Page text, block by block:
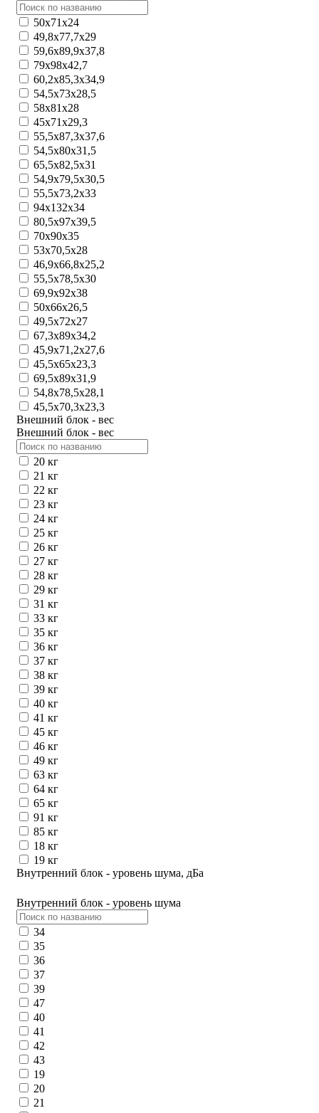
50х71х24
49,8x77,7x29
59,6х89,9х37,8
79х98х42,7
60,2x85,3x34,9
54,5x73x28,5
58x81x28
45x71x29,3
55,5x87,3x37,6
54,5x80x31,5
65,5х82,5x31
54,9x79,5x30,5
55,5x73,2x33
94x132x34
80,5х97х39,5
70x90x35
53x70,5x28
46,9x66,8x25,2
55,5x78,5x30
69,9x92x38
50x66x26,5
49,5x72x27
67,3x89x34,2
45,9x71,2х27,6
45,5x65x23,3
69,5x89x31,9
54,8x78,5x28,1
45,5x70,3x23,3
Внешний блок - вес
Внешний блок - вес
20 кг
21 кг
22 кг
23 кг
24 кг
25 кг
26 кг
27 кг
28 кг
29 кг
31 кг
33 кг
35 кг
36 кг
37 кг
38 кг
39 кг
40 кг
41 кг
45 кг
46 кг
49 кг
63 кг
64 кг
65 кг
91 кг
85 кг
18 кг
19 кг
Внутренний блок - уровень шума, дБа
Внутренний блок - уровень шума
34
35
36
37
39
47
40
41
42
43
19
20
21